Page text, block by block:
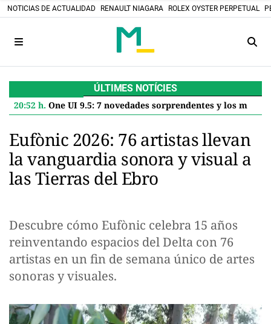
NOTICIAS DE ACTUALIDAD RENAULT NIAGARA ROLEX OYSTER PERPETUAL
ÚLTIMES NOTÍCIES
20:52 h. One UI 9.5: 7 novedades sorprendentes y los modelos Samsung que la recibirán en 2027
Eufònic 2026: 76 artistas llevan
la vanguardia sonora y visual a
las Tierras del Ebro
Descubre cómo Eufònic celebra 15 años
reinventando espacios del Delta con 76
artistas en un fin de semana único de artes
sonoras y visuales.